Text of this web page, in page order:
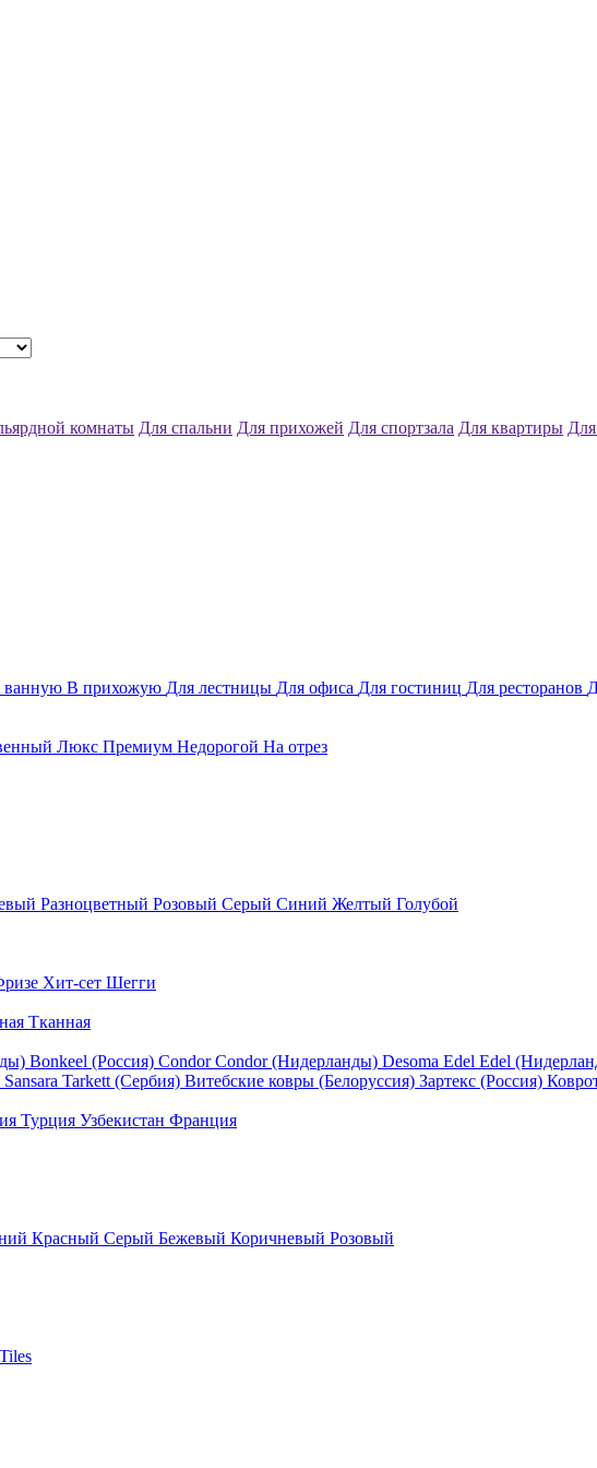
комнаты Для спальни Для прихожей Для спортзала Для квартиры
В прихожую Для лестницы Для офиса Для гостиниц Для ресторанов
Люкс Премиум Недорогой На отрез
Разноцветный Розовый Серый Синий Желтый Голубой
Хит-сет Шегги
Тканная
Bonkeel (Россия) Condor Condor (Нидерланды) Desoma Edel Edel
Sansara Tarkett (Сербия) Витебские ковры (Белоруссия) Зартекс (Россия)
Турция Узбекистан Франция
Красный Серый Бежевый Коричневый Розовый